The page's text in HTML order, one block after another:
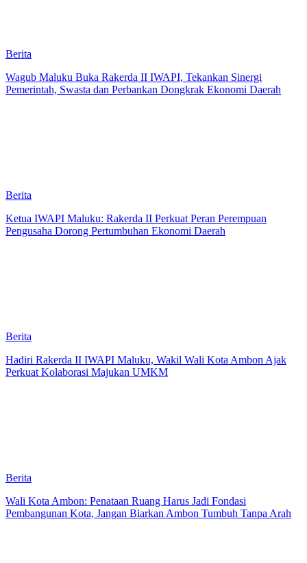
Berita
Wagub Maluku Buka Rakerda II IWAPI, Tekankan Sinergi
Pemerintah, Swasta dan Perbankan Dongkrak Ekonomi Daerah
Berita
Ketua IWAPI Maluku: Rakerda II Perkuat Peran Perempuan
Pengusaha Dorong Pertumbuhan Ekonomi Daerah
Berita
Hadiri Rakerda II IWAPI Maluku, Wakil Wali Kota Ambon Ajak
Perkuat Kolaborasi Majukan UMKM
Berita
Wali Kota Ambon: Penataan Ruang Harus Jadi Fondasi
Pembangunan Kota, Jangan Biarkan Ambon Tumbuh Tanpa Arah